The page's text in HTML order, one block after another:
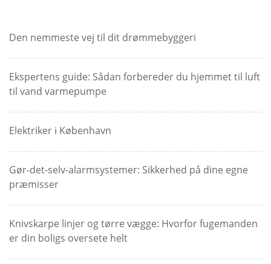
Den nemmeste vej til dit drømmebyggeri
Ekspertens guide: Sådan forbereder du hjemmet til luft
til vand varmepumpe
Elektriker i København
Gør-det-selv-alarmsystemer: Sikkerhed på dine egne
præmisser
Knivskarpe linjer og tørre vægge: Hvorfor fugemanden
er din boligs oversete helt